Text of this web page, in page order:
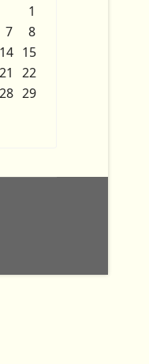
1
7
8
14 15
21
22
28 29